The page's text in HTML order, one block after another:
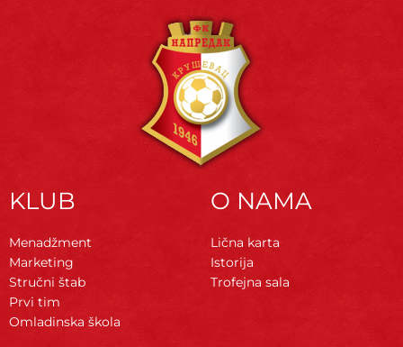
KLUB
Menadžment
Marketing
Stručni štab
Prvi tim
Omladinska škola
O NAMA
Lična karta
Istorija
Trofejna sala